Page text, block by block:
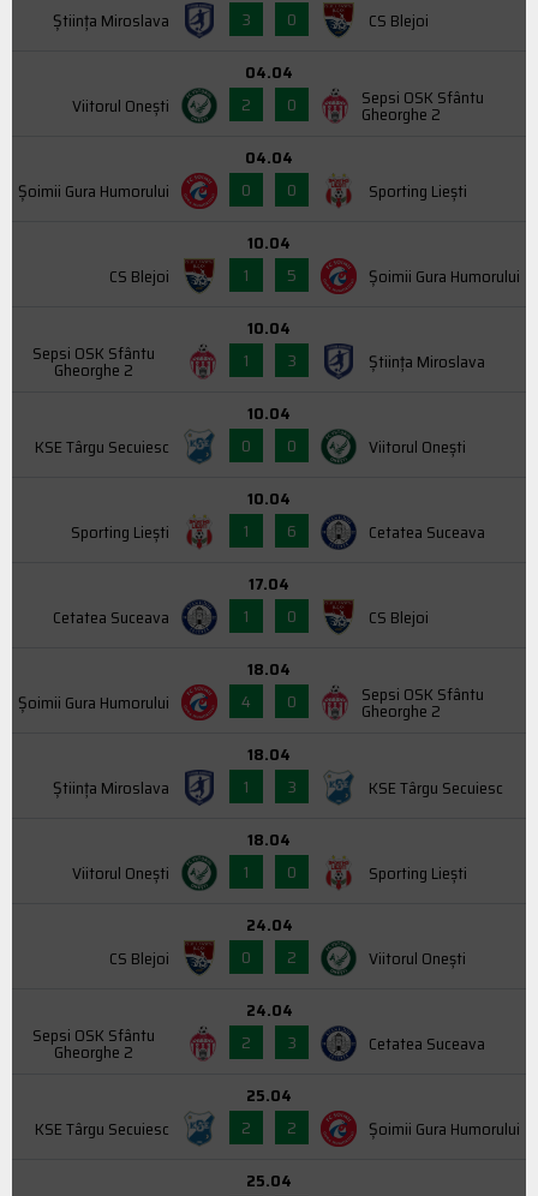
Știința Miroslava
3
0 CS Blejoi
Viitorul Onești
04.04
2
0 Sepsi OSK Sfântu
Gheorghe 2
Şoimii Gura Humorului
04.04
0
0 Sporting Liești
CS Blejoi
10.04
1
5 Şoimii Gura Humorului
Sepsi OSK Sfântu
Gheorghe 2
10.04
1
3 Știința Miroslava
KSE Târgu Secuiesc
10.04
0
0 Viitorul Onești
Sporting Liești
10.04
1
6 Cetatea Suceava
Cetatea Suceava
17.04
1
0 CS Blejoi
Şoimii Gura Humorului
18.04
4
0 Sepsi OSK Sfântu
Gheorghe 2
Știința Miroslava
18.04
1
3 KSE Târgu Secuiesc
Viitorul Onești
18.04
1
0 Sporting Liești
CS Blejoi
24.04
0
2 Viitorul Onești
Sepsi OSK Sfântu
Gheorghe 2
24.04
2
3 Cetatea Suceava
KSE Târgu Secuiesc
25.04
2
2 Şoimii Gura Humorului
25.04